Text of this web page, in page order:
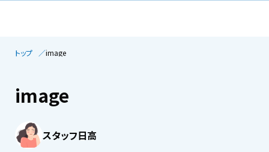
トップ image
image
スタッフ日高